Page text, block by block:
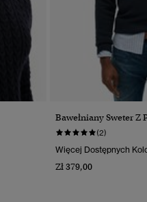
Bawełniany Sweter Z
(2)
Więcej Dostępnych
Zł 379,00